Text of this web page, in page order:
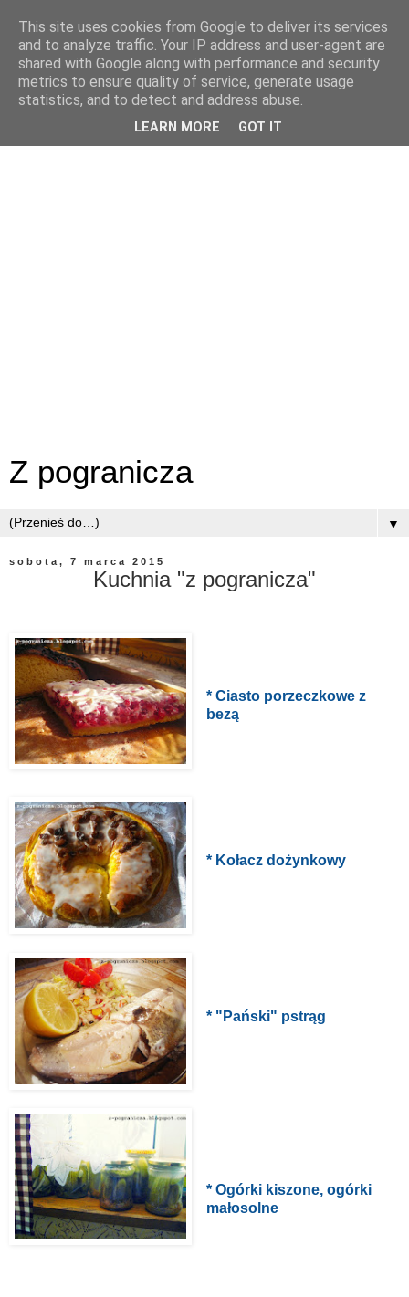
Z pogranicza
▼
sobota, 7 marca 2015
Kuchnia "z pogranicza"
* Ciasto porzeczkowe z
bezą
* Kołacz dożynkowy
* "Pański" pstrąg
* Ogórki kiszone, ogórki
małosolne
This site uses cookies from Google to deliver its services
and to analyze traffic. Your IP address and user-agent are
shared with Google along with performance and security
metrics to ensure quality of service, generate usage
statistics, and to detect and address abuse.
LEARN MORE GOT IT